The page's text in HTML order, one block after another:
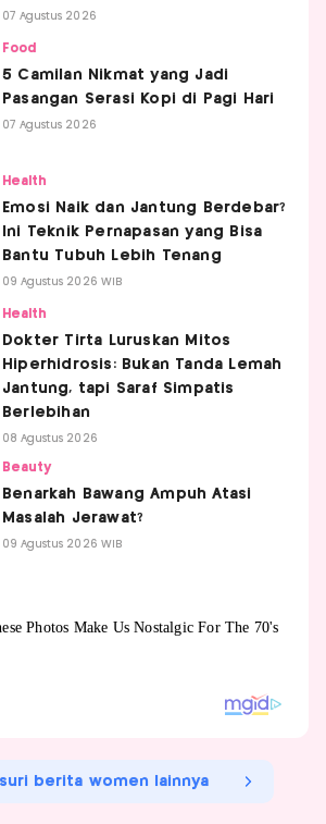
07 Agustus 2026
Food
5 Camilan Nikmat yang Jadi
Pasangan Serasi Kopi di Pagi Hari
07 Agustus 2026
Health
Emosi Naik dan Jantung Berdebar?
Ini Teknik Pernapasan yang Bisa
Bantu Tubuh Lebih Tenang
09 Agustus 2026 WIB
Health
Dokter Tirta Luruskan Mitos
Hiperhidrosis: Bukan Tanda Lemah
Jantung, tapi Saraf Simpatis
Berlebihan
08 Agustus 2026
Beauty
Benarkah Bawang Ampuh Atasi
Masalah Jerawat?
09 Agustus 2026 WIB
berita women lainnya